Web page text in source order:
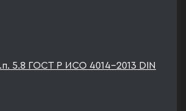
5.8 ГОСТ Р ИСО 4014-2013 DIN